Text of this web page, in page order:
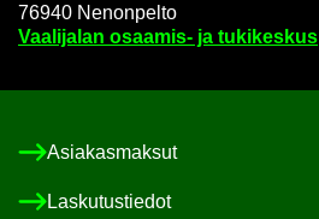
76940 Ne­non­pel­to
Vaa­li­ja­lan osaamis-​ ja tu­ki­kes­kus
Asia­kas­mak­sut
Las­ku­tus­tie­dot